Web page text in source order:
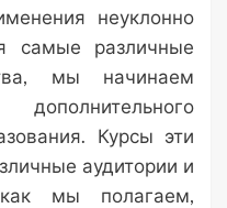
неуклонно
самые различные
мы начинаем
Курсы эти
аудитории и
мы полагаем,